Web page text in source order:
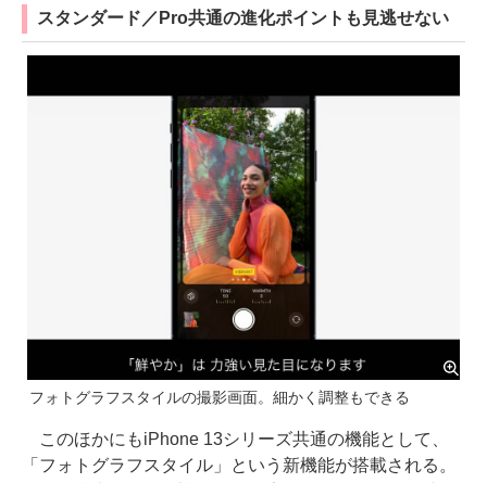
スタンダード／Pro共通の進化ポイントも見逃せない
フォトグラフスタイルの撮影画面。細かく調整もできる
このほかにもiPhone 13シリーズ共通の機能として、
「フォトグラフスタイル」という新機能が搭載される。